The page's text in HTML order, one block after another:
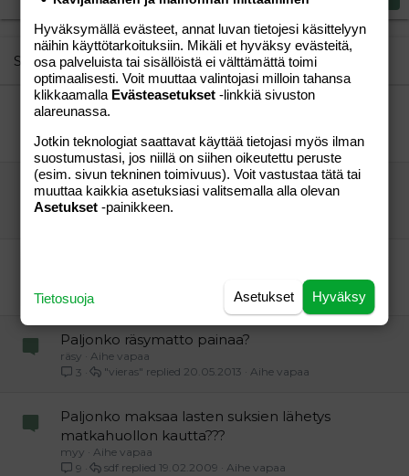
22
26
Times New Roman
Trebuchet MS
Verdana
Similar threads
apua matkahullon kautta lähettämiseen...?
19
Aihe vapaa
17.01.2010
vieras
"romu kultaa"
inga Aihe vapaa
vieras
2
Aihe vapaa
Paljonko räsymatto painaa?
räsy
Aihe vapaa
3
Aihe vapaa
20.05.2013
"vieras"
Paljonko maksaa lasten suksien lähetys
matkahuollon kautta???
myy
Aihe vapaa
9
Aihe vapaa
19.02.2009
sdf
Hyväksymällä evästeet, annat luvan tietojesi käsittelyyn
näihin käyttötarkoituksiin. Mikäli et hyväksy evästeitä,
osa palveluista tai sisällöistä ei välttämättä toimi
optimaalisesti. Voit muuttaa valintojasi milloin tahansa
klikkaamalla Evästeasetukset -linkkiä sivuston
alareunassa.
Jotkin teknologiat saattavat käyttää tietojasi myös ilman
suostumustasi, jos niillä on siihen oikeutettu peruste
(esim. sivun tekninen toimivuus). Voit vastustaa tätä tai
muuttaa kaikkia asetuksiasi valitsemalla alla olevan
Asetukset -painikkeen.
Hyväksy
Asetukset
Tietosuoja